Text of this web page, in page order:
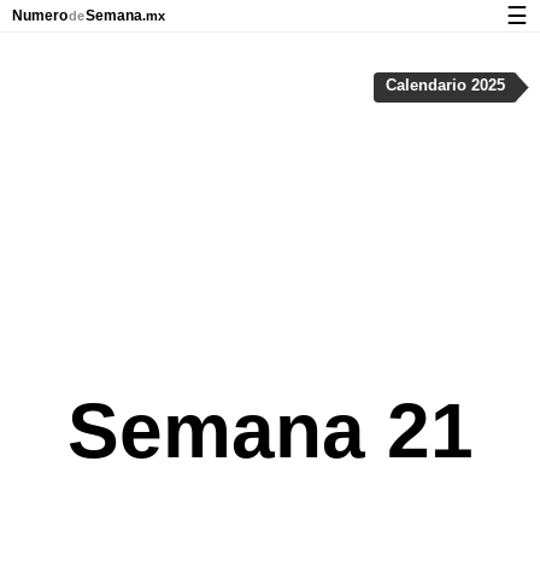
Semana 21
Calendario 2025
NumerodeSemana.mx ☰